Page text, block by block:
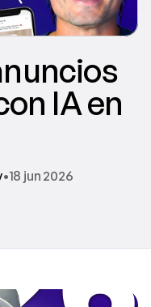
IA en
•18 jun 2026